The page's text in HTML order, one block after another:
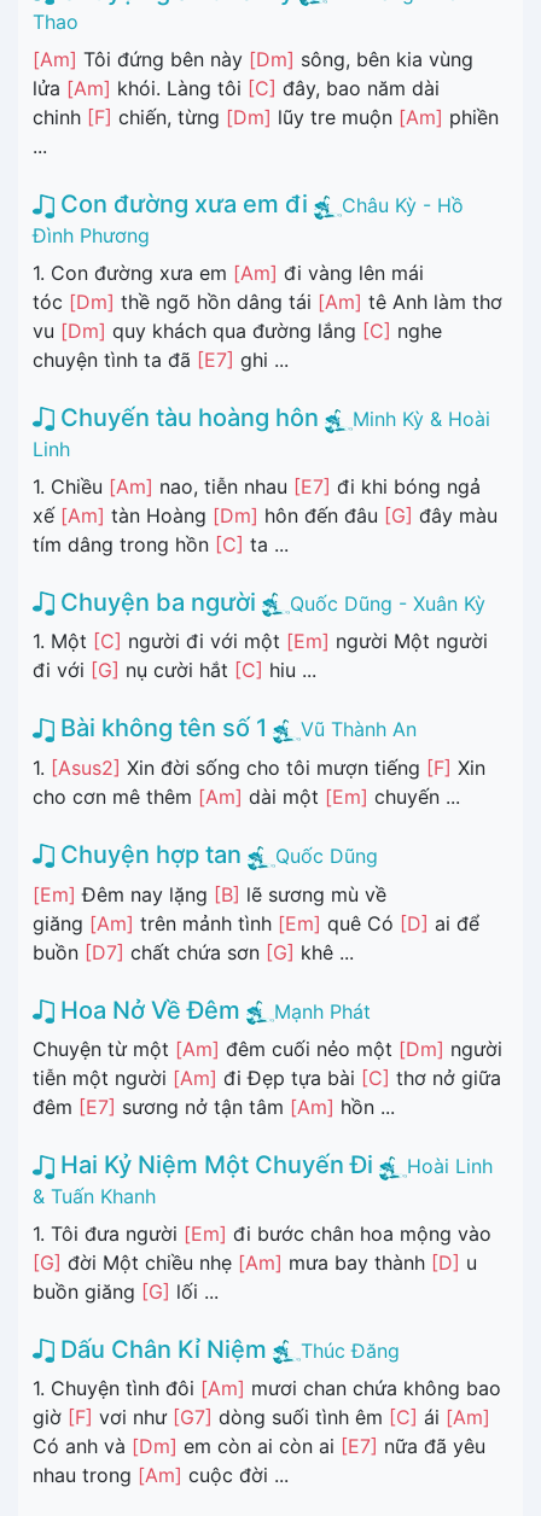
Thao
[Am] Tôi đứng bên này [Dm] sông, bên kia vùng
lửa [Am] khói. Làng tôi [C] đây, bao năm dài
chinh [F] chiến, từng [Dm] lũy tre muộn [Am] phiền
...
Con đường xưa em đi
Châu Kỳ - Hồ
Đình Phương
1. Con đường xưa em [Am] đi vàng lên mái
tóc [Dm] thề ngõ hồn dâng tái [Am] tê Anh làm thơ
vu [Dm] quy khách qua đường lắng [C] nghe
chuyện tình ta đã [E7] ghi ...
Chuyến tàu hoàng hôn
Minh Kỳ & Hoài
Linh
1. Chiều [Am] nao, tiễn nhau [E7] đi khi bóng ngả
xế [Am] tàn Hoàng [Dm] hôn đến đâu [G] đây màu
tím dâng trong hồn [C] ta ...
Chuyện ba người
Quốc Dũng - Xuân Kỳ
1. Một [C] người đi với một [Em] người Một người
đi với [G] nụ cười hắt [C] hiu ...
Bài không tên số 1
Vũ Thành An
1. [Asus2] Xin đời sống cho tôi mượn tiếng [F] Xin
cho cơn mê thêm [Am] dài một [Em] chuyến ...
Chuyện hợp tan
Quốc Dũng
[Em] Đêm nay lặng [B] lẽ sương mù về
giăng [Am] trên mảnh tình [Em] quê Có [D] ai để
buồn [D7] chất chứa sơn [G] khê ...
Hoa Nở Về Đêm
Mạnh Phát
Chuyện từ một [Am] đêm cuối nẻo một [Dm] người
tiễn một người [Am] đi Đẹp tựa bài [C] thơ nở giữa
đêm [E7] sương nở tận tâm [Am] hồn ...
Hai Kỷ Niệm Một Chuyến Đi
Hoài Linh
& Tuấn Khanh
1. Tôi đưa người [Em] đi bước chân hoa mộng vào
[G] đời Một chiều nhẹ [Am] mưa bay thành [D] u
buồn giăng [G] lối ...
Dấu Chân Kỉ Niệm
Thúc Đăng
1. Chuyện tình đôi [Am] mươi chan chứa không bao
giờ [F] vơi như [G7] dòng suối tình êm [C] ái [Am]
Có anh và [Dm] em còn ai còn ai [E7] nữa đã yêu
nhau trong [Am] cuộc đời ...